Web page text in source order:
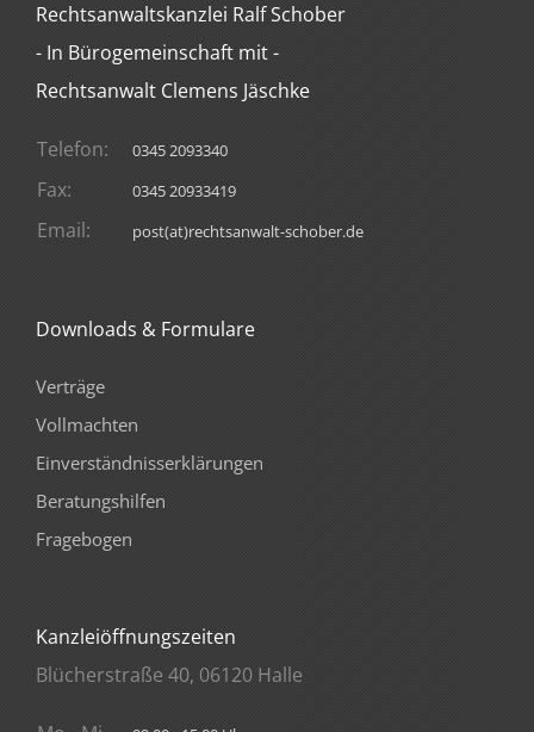
Rechtsanwaltskanzlei Ralf Schober
- In Bürogemeinschaft mit -
Rechtsanwalt Clemens Jäschke
Telefon: 0345 2093340
Fax: 0345 20933419
Email: post(at)rechtsanwalt-schober.de
Downloads & Formulare
Verträge
Vollmachten
Einverständnisserklärungen
Beratungshilfen
Fragebogen
Kanzleiöffnungszeiten
Blücherstraße 40, 06120 Halle